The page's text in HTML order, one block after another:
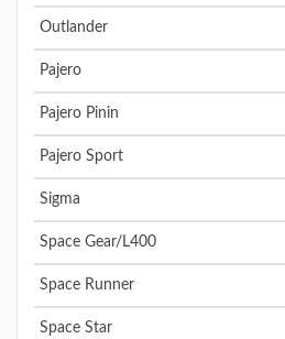
Outlander
Pajero
Pajero Pinin
Pajero Sport
Sigma
Space Gear/L400
Space Runner
Space Star